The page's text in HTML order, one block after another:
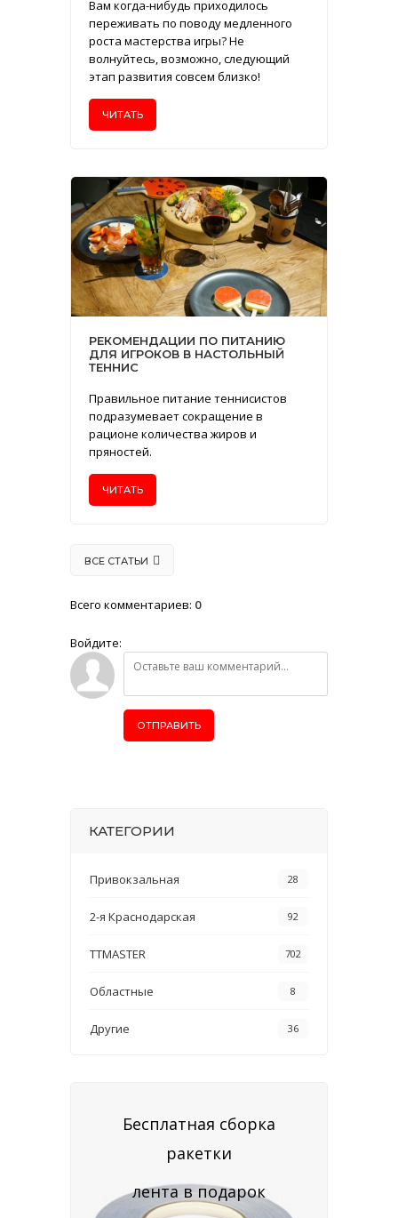
Вам когда-нибудь приходилось
переживать по поводу медленного
роста мастерства игры? Не
волнуйтесь, возможно, следующий
этап развития совсем близко!
ЧИТАТЬ
РЕКОМЕНДАЦИИ ПО ПИТАНИЮ
ДЛЯ ИГРОКОВ В НАСТОЛЬНЫЙ
ТЕННИС
Правильное питание теннисистов
подразумевает сокращение в
рационе количества жиров и
пряностей.
ЧИТАТЬ
ВСЕ СТАТЬИ
Всего комментариев: 0
Войдите:
ОТПРАВИТЬ
КАТЕГОРИИ
Привокзальная 28
2-я Краснодарская 92
TTMASTER 702
Областные 8
Другие 36
Бесплатная сборка
ракетки
лента в подарок